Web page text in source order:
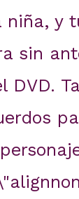
niña, y
sin
DVD.